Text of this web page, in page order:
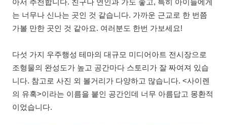
아서 추천합니다. 친구나 연인과 가도 좋고, 특히 아이들에게
는 너무나 신나는 곳인 것 같습니다. 가까운 근교로 한 번쯤
가볼 만한 곳인 것 같아요. 여러분도 한번 가보세요!
다섯 가지 우주행성 테마의 대규모 미디어아트 전시장으로
조형물의 완성도가 높고 공간마다 스토리가 잘 짜여져 있습
니다. 참고로 사진 외 볼거리가 다양하고 많습니다. <사이렌
의 유혹>이라는 이름을 붙인 공간인데 너무 아름답고 몽환적
이었습니다.